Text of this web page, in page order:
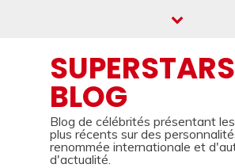
SUPERSTARS
BLOG
Blog de célébrités présentant
plus récents sur des
renommée internationale et
d'actualité.